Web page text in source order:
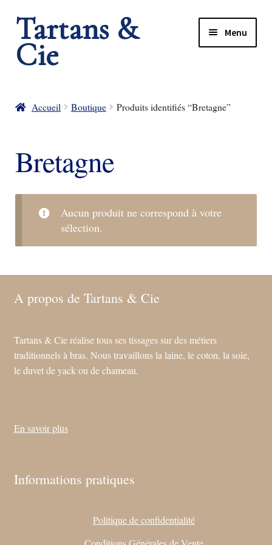
Tartans &
Cie
Menu
Accueil Boutique Produits identifiés “Bretagne”
Bretagne
Aucun produit ne correspond à votre
sélection.
A propos de Tartans & Cie
Tartans & Cie réalise tous ses tissages sur des métiers
traditionnels à bras. Nous travaillons la laine, le coton, la soie,
le duvet de yack ou de chameau.
En savoir plus
Informations pratiques
Politique de confidentialité